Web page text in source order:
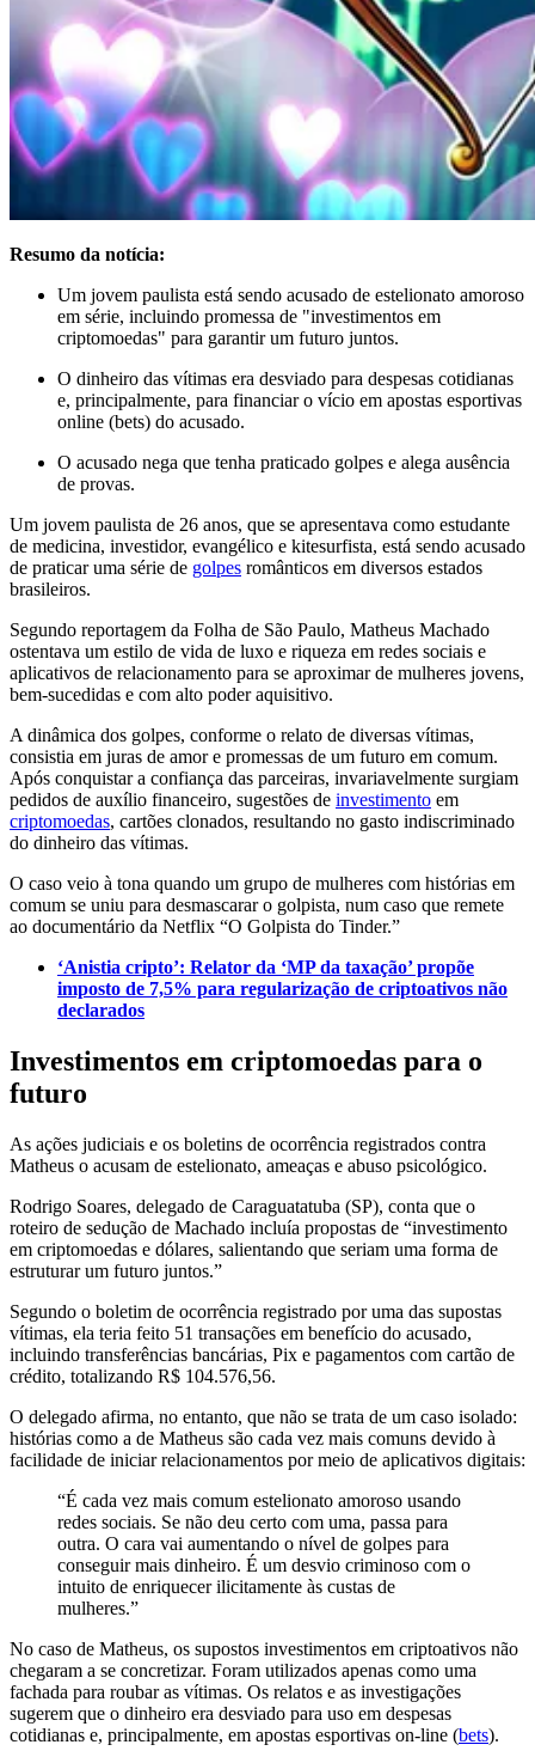
Resumo da notícia:
Um jovem paulista está sendo acusado de estelionato amoroso
em série, incluindo promessa de "investimentos em
criptomoedas" para garantir um futuro juntos.
O dinheiro das vítimas era desviado para despesas cotidianas
e, principalmente, para financiar o vício em apostas esportivas
online (bets) do acusado.
O acusado nega que tenha praticado golpes e alega ausência
de provas.
Um jovem paulista de 26 anos, que se apresentava como estudante
de medicina, investidor, evangélico e kitesurfista, está sendo acusado
de praticar uma série de golpes românticos em diversos estados
brasileiros.
Segundo reportagem da Folha de São Paulo, Matheus Machado
ostentava um estilo de vida de luxo e riqueza em redes sociais e
aplicativos de relacionamento para se aproximar de mulheres jovens,
bem-sucedidas e com alto poder aquisitivo.
A dinâmica dos golpes, conforme o relato de diversas vítimas,
consistia em juras de amor e promessas de um futuro em comum.
Após conquistar a confiança das parceiras, invariavelmente surgiam
pedidos de auxílio financeiro, sugestões de investimento em
criptomoedas, cartões clonados, resultando no gasto indiscriminado
do dinheiro das vítimas.
O caso veio à tona quando um grupo de mulheres com histórias em
comum se uniu para desmascarar o golpista, num caso que remete
ao documentário da Netflix “O Golpista do Tinder.”
‘Anistia cripto’: Relator da ‘MP da taxação’ propõe
imposto de 7,5% para regularização de criptoativos não
declarados
Investimentos em criptomoedas para o
futuro
As ações judiciais e os boletins de ocorrência registrados contra
Matheus o acusam de estelionato, ameaças e abuso psicológico.
Rodrigo Soares, delegado de Caraguatatuba (SP), conta que o
roteiro de sedução de Machado incluía propostas de “investimento
em criptomoedas e dólares, salientando que seriam uma forma de
estruturar um futuro juntos.”
Segundo o boletim de ocorrência registrado por uma das supostas
vítimas, ela teria feito 51 transações em benefício do acusado,
incluindo transferências bancárias, Pix e pagamentos com cartão de
crédito, totalizando R$ 104.576,56.
O delegado afirma, no entanto, que não se trata de um caso isolado:
histórias como a de Matheus são cada vez mais comuns devido à
facilidade de iniciar relacionamentos por meio de aplicativos digitais:
“É cada vez mais comum estelionato amoroso usando
redes sociais. Se não deu certo com uma, passa para
outra. O cara vai aumentando o nível de golpes para
conseguir mais dinheiro. É um desvio criminoso com o
intuito de enriquecer ilicitamente às custas de
mulheres.”
No caso de Matheus, os supostos investimentos em criptoativos não
chegaram a se concretizar. Foram utilizados apenas como uma
fachada para roubar as vítimas. Os relatos e as investigações
sugerem que o dinheiro era desviado para uso em despesas
cotidianas e, principalmente, em apostas esportivas on-line (bets).